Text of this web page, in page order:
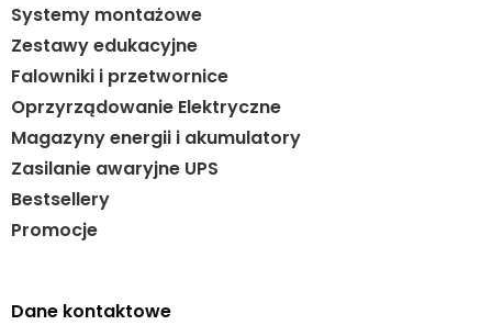
Systemy montażowe
Zestawy edukacyjne
Falowniki i przetwornice
Oprzyrządowanie Elektryczne
Magazyny energii i akumulatory
Zasilanie awaryjne UPS
Bestsellery
Promocje
Dane kontaktowe